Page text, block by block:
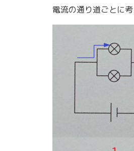
電流の通り道ごとに